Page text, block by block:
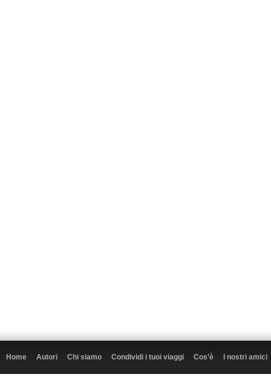
Home Autori Chi siamo Condividi i tuoi viaggi Cos’è I nostri amici